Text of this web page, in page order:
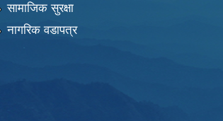
सामाजिक सुरक्षा
नागरिक वडापत्र